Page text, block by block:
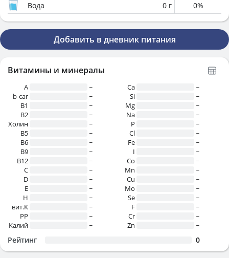
Вода
0 г 0%
Добавить в дневник питания
Витамины и минералы
A
~
b-car
~
В1
~
B2
~
Холин
~
B5
~
B6
~
B9
~
B12
~
C
~
D
~
E
~
H
~
вит.К
~
PP
~
Калий
~
Ca
~
Si
~
Mg
~
Na
~
P
~
Cl
~
Fe
~
I
~
Co
~
Mn
~
Cu
~
Mo
~
Se
~
F
~
Cr
~
Zn
~
Рейтинг 0